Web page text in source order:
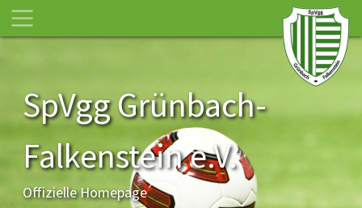
SpVgg Grünbach-
Falkenstein e.V.
Offizielle Homepage